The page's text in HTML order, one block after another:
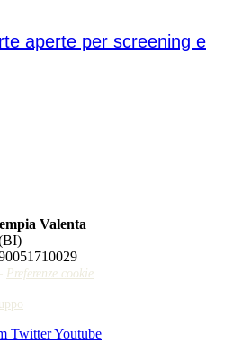
aperte per screening e
Valenta
Preferenze cookie
TwitterYoutube